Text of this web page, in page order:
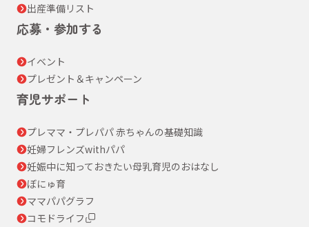
出産準備リスト
応募・参加する
イベント
プレゼント＆キャンペーン
育児サポート
プレママ・プレパパ 赤ちゃんの基礎知識
妊婦フレンズwithパパ
妊娠中に知っておきたい母乳育児のおはなし
ぼにゅ育
ママパパグラフ
コモドライフ